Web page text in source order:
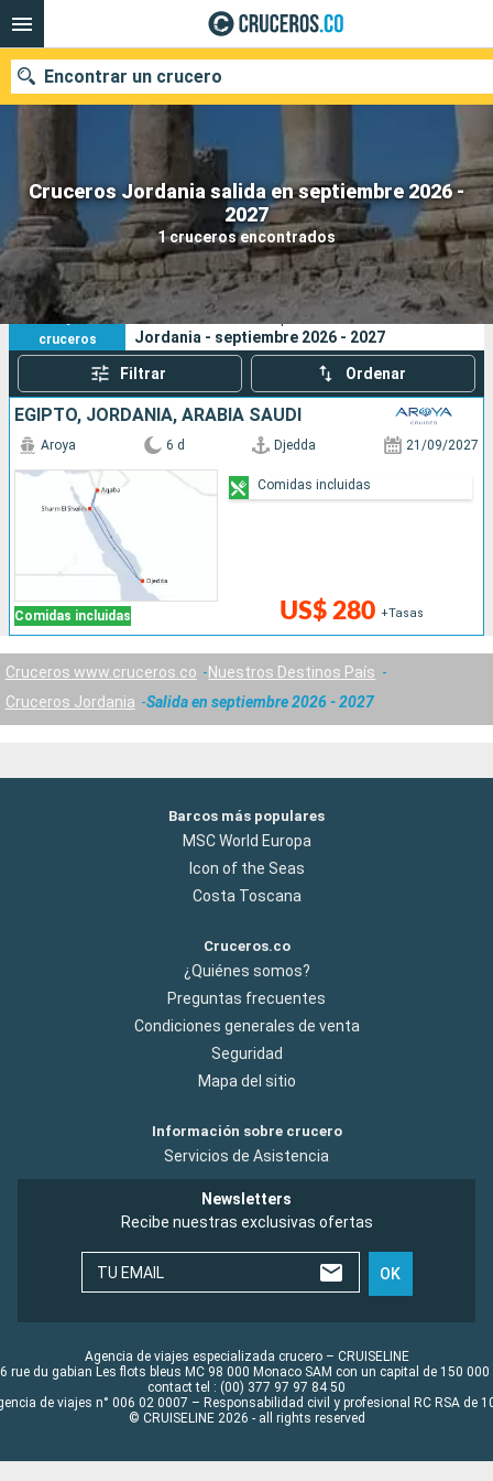
Cruceros Jordania salida en septiembre 2026 -
2027
1 cruceros encontrados
Encontrar un crucero
Fecha de salida
Buscar
1
cruceros
Sus criterios de búsqueda:
Jordania - septiembre 2026 - 2027
Filtrar Ordenar
EGIPTO, JORDANIA, ARABIA SAUDÍ
Comidas incluidas
Aroya 6 d Djedda 21/09/2027
US$ 280 +Tasas
Comidas incluidas
Cruceros www.cruceros.co
Nuestros Destinos País
Cruceros Jordania
Salida en septiembre 2026 - 2027
Barcos más populares
MSC World Europa
Icon of the Seas
Costa Toscana
Cruceros.co
¿Quiénes somos?
Preguntas frecuentes
Condiciones generales de venta
Seguridad
Mapa del sitio
Información sobre crucero
Servicios de Asistencia
Newsletters
Recibe nuestras exclusivas ofertas
TU EMAIL OK
Agencia de viajes especializada crucero – CRUISELINE
rue du gabian Les flots bleus MC 98 000 Monaco SAM con un capital de 150 000
contact tel : (00) 377 97 97 84 50
de viajes n° 006 02 0007 – Responsabilidad civil y profesional RC RSA de
© CRUISELINE 2026 - all rights reserved